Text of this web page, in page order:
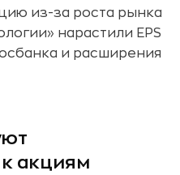
из-за роста рынка
нарастили EPS
и расширения
акциям